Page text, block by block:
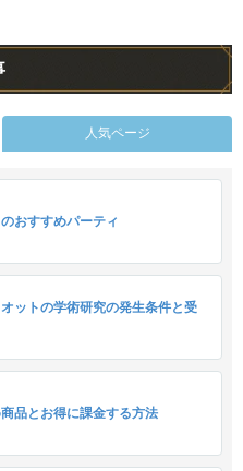
人気ページ
おすすめパーティ
オットの学術研究の発生条件と受
品とお得に課金する方法